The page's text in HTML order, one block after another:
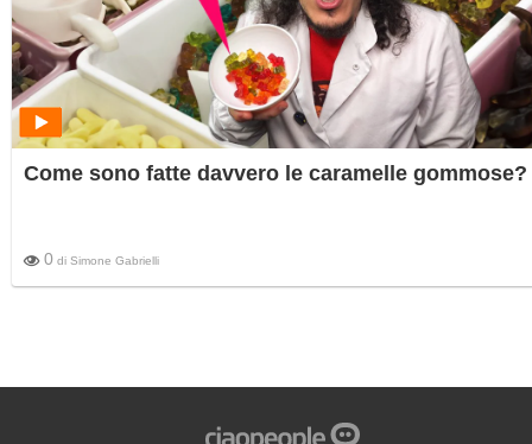
Come sono fatte davvero le caramelle gommose?
0 di Simone Gabrielli